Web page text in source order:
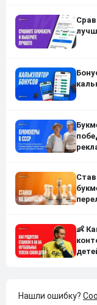
👶
Нашли ошибку?